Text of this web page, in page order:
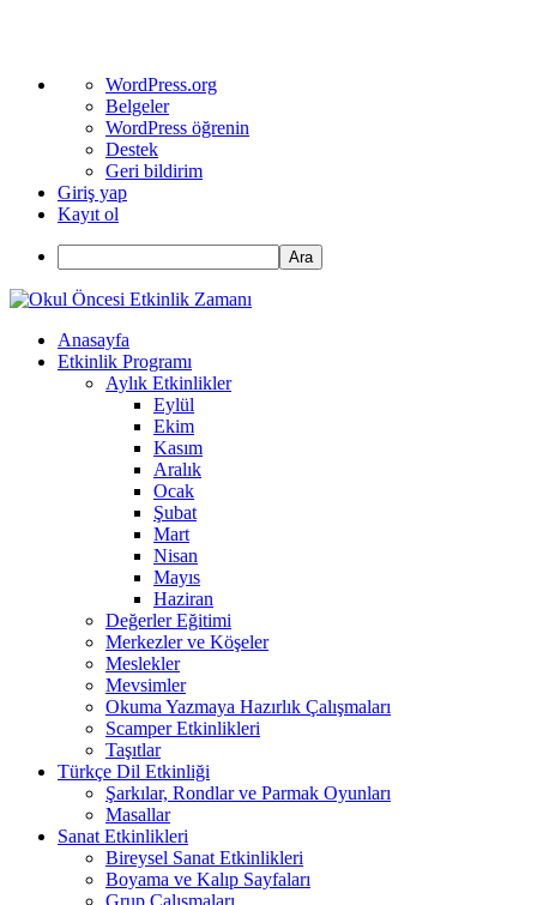
WordPress
hakkında
WordPress.org
Belgeler
WordPress öğrenin
Destek
Geri bildirim
Giriş yap
Kayıt ol
Ara
Anasayfa
Etkinlik Programı
Aylık Etkinlikler
Eylül
Ekim
Kasım
Aralık
Ocak
Şubat
Mart
Nisan
Mayıs
Haziran
Değerler Eğitimi
Merkezler ve Köşeler
Meslekler
Mevsimler
Okuma Yazmaya Hazırlık Çalışmaları
Scamper Etkinlikleri
Taşıtlar
Türkçe Dil Etkinliği
Şarkılar, Rondlar ve Parmak Oyunları
Masallar
Sanat Etkinlikleri
Bireysel Sanat Etkinlikleri
Boyama ve Kalıp Sayfaları
Grup Çalışmaları